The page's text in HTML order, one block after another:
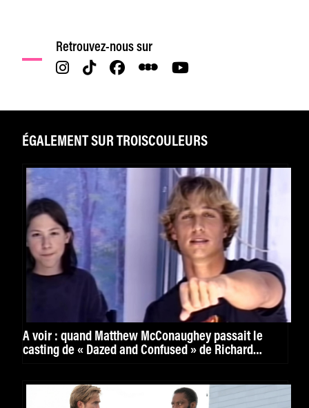
Retrouvez-nous sur
ÉGALEMENT SUR TROISCOULEURS
À voir : quand Matthew McConaughey passait le
casting de « Dazed and Confused » de Richard